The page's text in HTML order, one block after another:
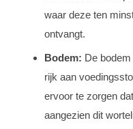
waar deze ten
ontvangt.
Bodem: De
rijk aan
ervoor te zorgen
aangezien dit